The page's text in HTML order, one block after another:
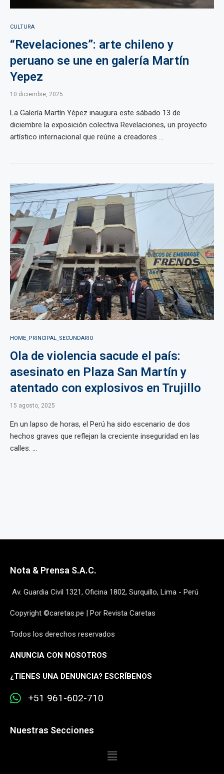
CULTURA
“Revelaciones”: arte chileno y
peruano se une en galería Martín
Yepez
10 diciembre, 2025
La Galería Martín Yépez inaugura este sábado 13 de
diciembre la exposición colectiva Revelaciones, un proyecto
artístico internacional que reúne a creadores ...
HOME_PRINCIPAL_SECUNDARIO
Ola de violencia sacude el país:
asesinato en Plaza San Martín y
atentado con explosivos en Trujillo
15 agosto, 2025
En un lapso de horas, el Perú ha sido escenario de dos
hechos graves que reflejan la creciente inseguridad en las
calles: ...
Nota & Prensa S.A.C.
Av. Guardia Civil 1321, Oficina 1802, Surquillo, Lima - Perú
Copyright ©caretas.pe | Por Revista Caretas
Todos los derechos reservados
ANUNCIA CON NOSOTROS
¿TIENES UNA DENUNCIA? ESCRÍBENOS
+51 961-602-710
Nuestras Secciones